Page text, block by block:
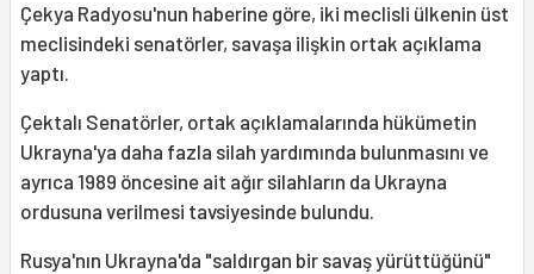
Çekya Radyosu'nun haberine göre, iki meclisli ülkenin üst
meclisindeki senatörler, savaşa ilişkin ortak açıklama
yaptı.
Çektalı Senatörler, ortak açıklamalarında hükümetin
Ukrayna'ya daha fazla silah yardımında bulunmasını ve
ayrıca 1989 öncesine ait ağır silahların da Ukrayna
ordusuna verilmesi tavsiyesinde bulundu.
Rusya'nın Ukrayna'da "saldırgan bir savaş yürüttüğünü"